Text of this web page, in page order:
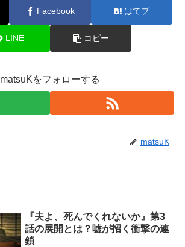
Facebook はてブ
LINE コピー
matsuKをフォローする
matsuK
『夫よ、死んでくれないか』第3
話の展開とは？嘘が招く衝撃の連
鎖